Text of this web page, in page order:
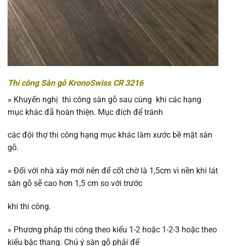
Thi công Sàn gỗ KronoSwiss CR 3216
» Khuyến nghị thi công sàn gỗ sau cùng khi các hạng
mục khác đã hoàn thiện. Mục đích để tránh
các đội thợ thi công hạng mục khác làm xước bề mặt sàn
gỗ.
» Đối với nhà xây mới nên để cốt chờ là 1,5cm vì nền khi lát
sàn gỗ sẽ cao hơn 1,5 cm so với trước
khi thi công.
» Phương pháp thi công theo kiểu 1-2 hoặc 1-2-3 hoặc theo
kiểu bậc thang. Chú ý sàn gỗ phải để